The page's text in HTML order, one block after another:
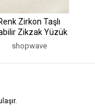
Zirkon Taşlı
Zikzak Yüzük
shopwave